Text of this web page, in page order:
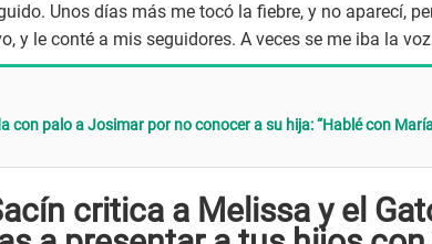
Unos días más me tocó la fiebre, y no aparecí,
y le conté a mis seguidores. A veces se me iba la
con palo a Josimar por no conocer a su hija: “Hablé con
critica a Melissa y el